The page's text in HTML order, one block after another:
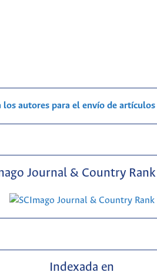
los autores para el envío de artículos
Journal & Country Rank
Indexada en